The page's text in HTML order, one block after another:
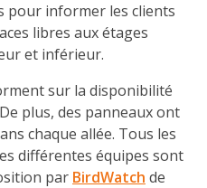
pour informer les clients
libres aux étages
et inférieur.
sur la disponibilité
plus, des panneaux ont
chaque allée. Tous les
différentes équipes sont
par BirdWatch de